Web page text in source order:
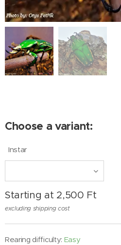
Choose a variant:
Instar
Starting at 2,500 Ft
excluding shipping cost
Rearing difficulty: Easy